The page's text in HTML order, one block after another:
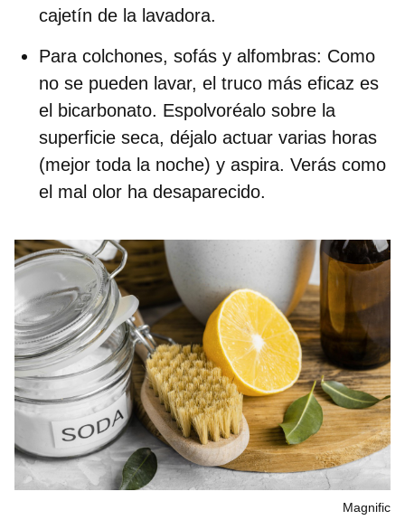
cajetín de la lavadora.
Para colchones, sofás y alfombras: Como
no se pueden lavar, el truco más eficaz es
el bicarbonato. Espolvoréalo sobre la
superficie seca, déjalo actuar varias horas
(mejor toda la noche) y aspira. Verás como
el mal olor ha desaparecido.
Magnific